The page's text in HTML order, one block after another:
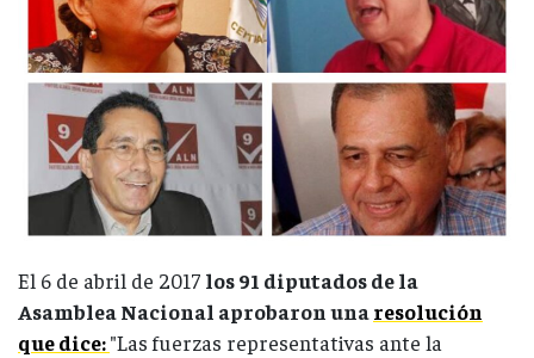
El 6 de abril de 2017 los 91 diputados de la
Asamblea Nacional aprobaron unaresolución
que dice:"Las fuerzas representativas ante la